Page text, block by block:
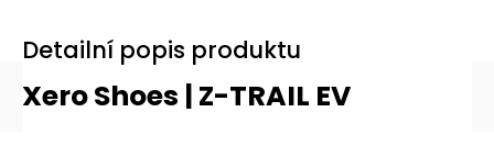
Detailní popis produktu
Xero Shoes | Z-TRAIL EV